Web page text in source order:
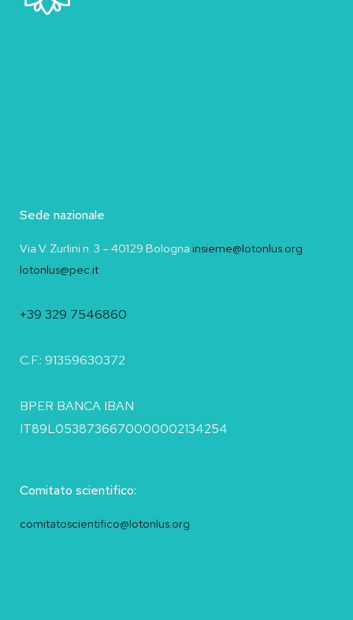
Sede nazionale
Via V. Zurlini n. 3 – 40129 Bologna insieme@lotonlus.org
lotonlus@pec.it
+39 329 7546860
C.F.: 91359630372
BPER BANCA IBAN
IT89L0538736670000002134254
Comitato scientifico:
comitatoscientifico@lotonlus.org